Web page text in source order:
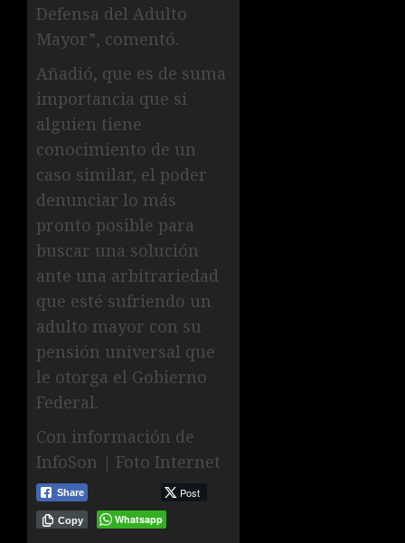
Defensa del Adulto
Mayor”, comentó.
Añadió, que es de suma
importancia que si
alguien tiene
conocimiento de un
caso similar, el poder
denunciar lo más
pronto posible para
buscar una solución
ante una arbitrariedad
que esté sufriendo un
adulto mayor con su
pensión universal que
le otorga el Gobierno
Federal.
Con información de
InfoSon | Foto Internet
Share Post
Whatsapp
Copy